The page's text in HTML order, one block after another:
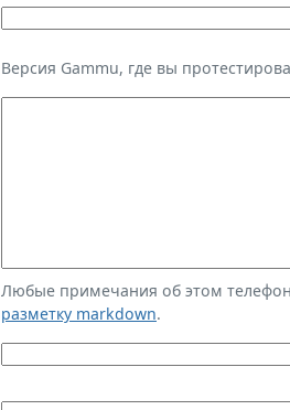
Версия Gammu, где вы
Любые примечания об этом
разметку markdown.